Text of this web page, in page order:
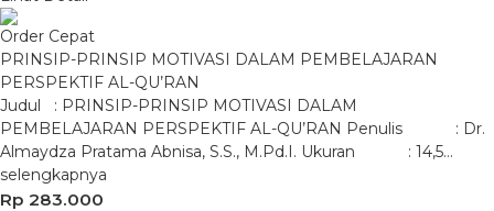
Order Cepat
PRINSIP-PRINSIP MOTIVASI DALAM PEMBELAJARAN
PERSPEKTIF AL-QU’RAN
Judul : PRINSIP-PRINSIP MOTIVASI DALAM
PEMBELAJARAN PERSPEKTIF AL-QU’RAN Penulis : Dr.
Almaydza Pratama Abnisa, S.S., M.Pd.I. Ukuran : 14,5…
selengkapnya
Rp 283.000